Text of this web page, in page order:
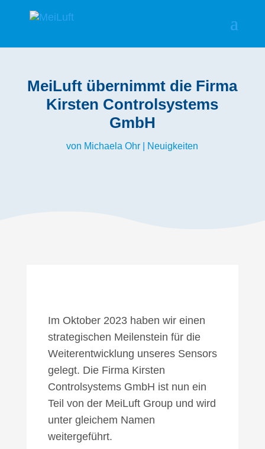
MeiLuft übernimmt die Firma
Kirsten Controlsystems
GmbH
von Michaela Ohr Neuigkeiten
Im Oktober 2023 haben wir einen
strategischen Meilenstein für die
Weiterentwicklung unseres Sensors
gelegt. Die Firma Kirsten
Controlsystems GmbH ist nun ein
Teil von der MeiLuft Group und wird
unter gleichem Namen
weitergeführt.